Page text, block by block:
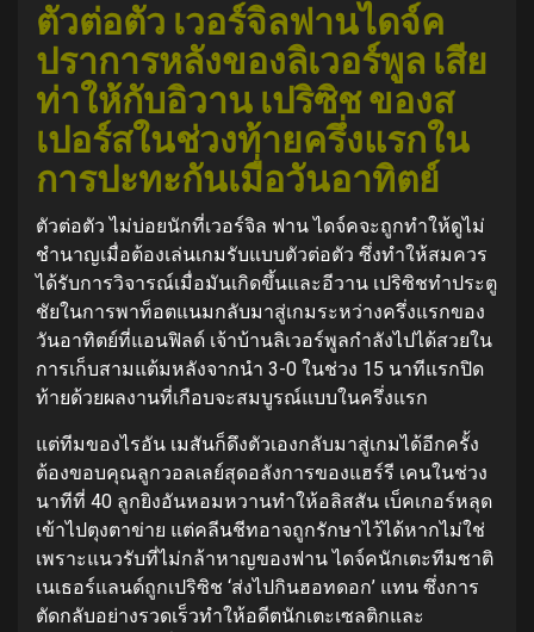
ตัวต่อตัว เวอร์จิลฟานไดจ์ค
ปราการหลังของลิเวอร์พูล เสีย
ท่าให้กับอิวาน เปริซิช ของส
เปอร์สในช่วงท้ายครึ่งแรกใน
การปะทะกันเมื่อวันอาทิตย์
ตัวต่อตัว ไม่บ่อยนักที่เวอร์จิล ฟาน ไดจ์คจะถูกทำให้ดูไม่
ชำนาญเมื่อต้องเล่นเกมรับแบบตัวต่อตัว ซึ่งทำให้สมควร
ได้รับการวิจารณ์เมื่อมันเกิดขึ้นและอีวาน เปริซิชทำประตู
ชัยในการพาท็อตแนมกลับมาสู่เกมระหว่างครึ่งแรกของ
วันอาทิตย์ที่แอนฟิลด์ เจ้าบ้านลิเวอร์พูลกำลังไปได้สวยใน
การเก็บสามแต้มหลังจากนำ 3-0 ในช่วง 15 นาทีแรกปิด
ท้ายด้วยผลงานที่เกือบจะสมบูรณ์แบบในครึ่งแรก
แต่ทีมของไรอัน เมสันก็ดึงตัวเองกลับมาสู่เกมได้อีกครั้ง
ต้องขอบคุณลูกวอลเลย์สุดอลังการของแฮร์รี เคนในช่วง
นาทีที่ 40 ลูกยิงอันหอมหวานทำให้อลิสสัน เบ็คเกอร์หลุด
เข้าไปตุงตาข่าย แต่คลีนชีทอาจถูกรักษาไว้ได้หากไม่ใช่
เพราะแนวรับที่ไม่กล้าหาญของฟาน ไดจ์คนักเตะทีมชาติ
เนเธอร์แลนด์ถูกเปริซิช ‘ส่งไปกินฮอทดอก’ แทน ซึ่งการ
ตัดกลับอย่างรวดเร็วทำให้อดีตนักเตะเซลติกและ